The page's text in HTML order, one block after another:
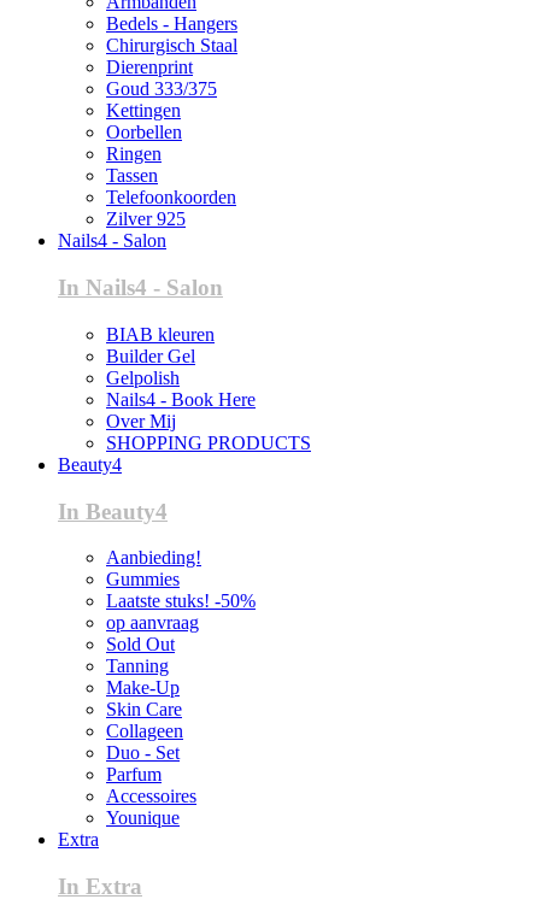
Bedels - Hangers
Chirurgisch Staal
Dierenprint
Goud 333/375
Kettingen
Oorbellen
Ringen
Tassen
Telefoonkoorden
Zilver 925
Nails4 - Salon
In Nails4 - Salon
BIAB kleuren
Builder Gel
Gelpolish
Nails4 - Book Here
Over Mij
SHOPPING PRODUCTS
Beauty4
In Beauty4
Aanbieding!
Gummies
Laatste stuks! -50%
op aanvraag
Sold Out
Tanning
Make-Up
Skin Care
Collageen
Duo - Set
Parfum
Accessoires
Younique
Extra
In Extra